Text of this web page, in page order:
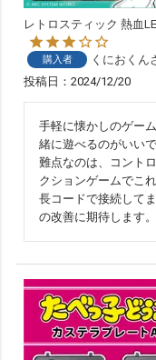
レトロスティック 熱血
購入者 くにおくん
投稿日 2024/12/20
手軽に懐かしのゲー
緒に遊べるのがいいで
難点なのは、コント
クションゲームでこ
長コードで接続して
の改善に期待します。